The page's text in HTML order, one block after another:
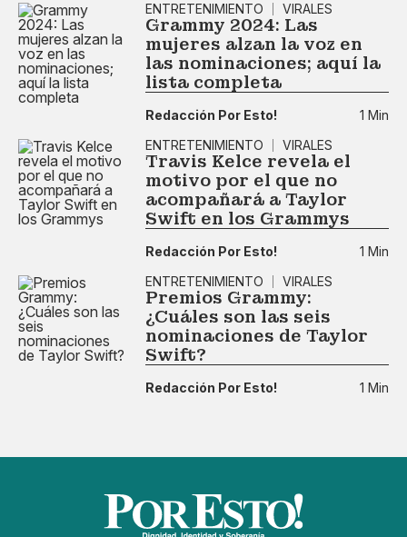
ENTRETENIMIENTO VIRALES
Grammy 2024: Las
mujeres alzan la voz en
las nominaciones; aquí la
lista completa
Redacción Por Esto!
1 Min
ENTRETENIMIENTO
VIRALES
Travis Kelce revela el
motivo por el que no
acompañará a Taylor
Swift en los Grammys
Redacción Por Esto!
1 Min
ENTRETENIMIENTO
VIRALES
Premios Grammy:
¿Cuáles son las seis
nominaciones de Taylor
Swift?
Redacción Por Esto! 1 Min